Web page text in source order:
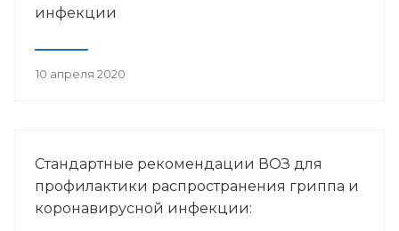
инфекции
10 апреля 2020
Стандартные рекомендации ВОЗ для
профилактики распространения гриппа и
коронавирусной инфекции: